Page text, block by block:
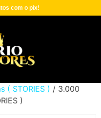
com o pix!
( STORIES ) / 3.000
)